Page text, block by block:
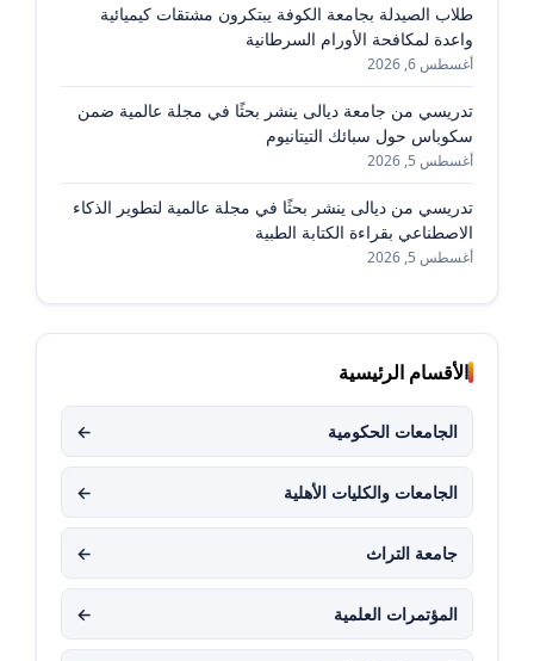
طلاب الصيدلة بجامعة الكوفة يبتكرون مشتقات كيميائية
واعدة لمكافحة الأورام السرطانية
أغسطس 6, 2026
تدريسي من جامعة ديالى ينشر بحثًا في مجلة عالمية ضمن
سكوباس حول سبائك التيتانيوم
أغسطس 5, 2026
تدريسي من ديالى ينشر بحثًا في مجلة عالمية لتطوير الذكاء
الاصطناعي بقراءة الكتابة الطبية
أغسطس 5, 2026
الأقسام الرئيسية
الجامعات الحكومية ←
الجامعات والكليات الأهلية ←
جامعة التراث ←
المؤتمرات العلمية ←